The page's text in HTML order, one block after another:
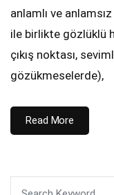
anlamlı ve
ile birlikte gözlüklü
çıkış noktası,
gözükmeselerde),
Read More